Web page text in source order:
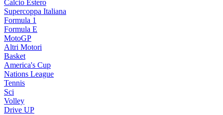
Calcio Estero
Supercoppa Italiana
Formula 1
Formula E
MotoGP
Altri Motori
Basket
America's Cup
Nations League
Tennis
Sci
Volley
Drive UP